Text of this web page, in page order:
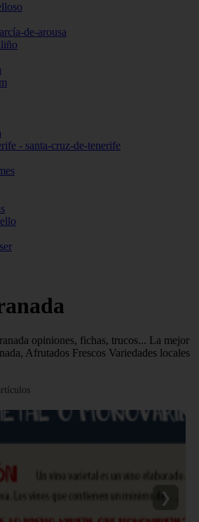
de-arousa
- santa-cruz-de-tenerife
opiniones, fichas, trucos... La mejor
Afrutados Frescos Variedades locales
❯